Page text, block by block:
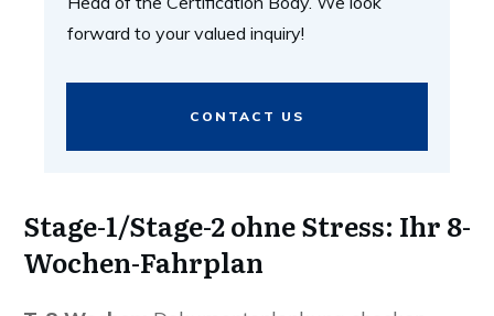
Head of the Certification Body. We look
Stage-1/Stage-2 ohne Stress: Ihr 8-
Wochen-Fahrplan